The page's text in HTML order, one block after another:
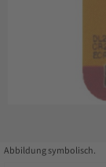
Abbildung symbolisch.